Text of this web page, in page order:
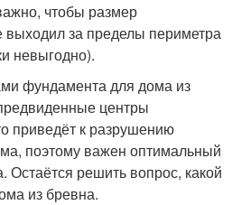
чтобы размер
за пределы периметра
невыгодно).
фундамента для дома из
центры
приведёт к разрушению
поэтому важен оптимальный
Остаётся решить вопрос, какой
из бревна.